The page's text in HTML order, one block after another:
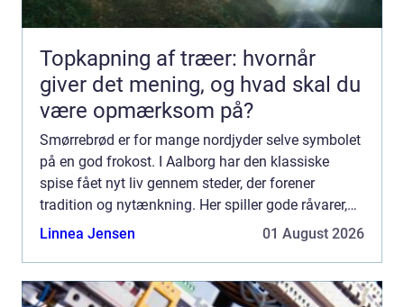
Topkapning af træer: hvornår
giver det mening, og hvad skal du
være opmærksom på?
Smørrebrød er for mange nordjyder selve symbolet
på en god frokost. I Aalborg har den klassiske
spise fået nyt liv gennem steder, der forener
tradition og nytænkning. Her spiller gode råvarer,
lokalt håndværk og kreativ anretning sammen, så
Linnea Jensen 01 August 2026